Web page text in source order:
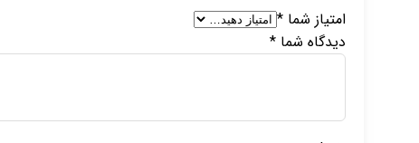
امتیاز شما *
دیدگاه شما *